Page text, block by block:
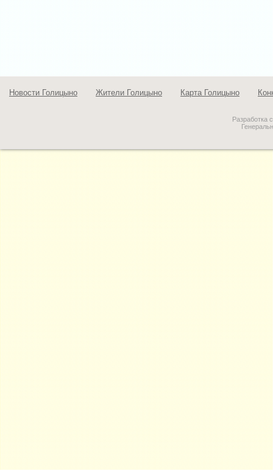
Новости Голицыно Жители Голицыно Карта Голицыно
Разработка